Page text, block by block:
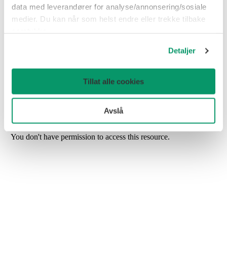
data med leverandører for analyse/annonsering/sosiale
medier. Du kan når som helst endre eller trekke tilbake
Detaljer
Tillat alle cookies
Avslå
Hvor er mulighetene?Sjekk jobbkartet: